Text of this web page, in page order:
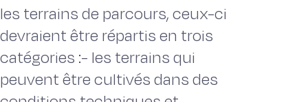
les terrains de parcours, ceux-ci
devraient être répartis en trois
catégories :- les terrains qui
peuvent être cultivés dans des